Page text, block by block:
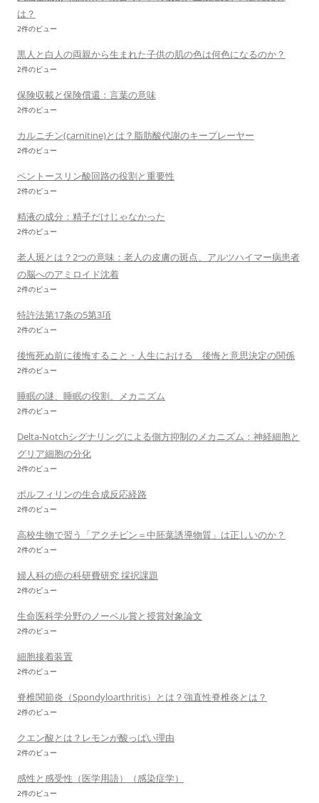
は？
2件のビュー
黒人と白人の両親から生まれた子供の肌の色は何色になるのか？
2件のビュー
保険収載と保険償還：言葉の意味
2件のビュー
カルニチン(carnitine)とは？脂肪酸代謝のキープレーヤー
2件のビュー
ペントースリン酸回路の役割と重要性
2件のビュー
精液の成分：精子だけじゃなかった
2件のビュー
老人斑とは？2つの意味：老人の皮膚の斑点、アルツハイマー病患者
の脳へのアミロイド沈着
2件のビュー
特許法第17条の5第3項
2件のビュー
後悔死ぬ前に後悔すること・人生における 後悔と意思決定の関係
2件のビュー
睡眠の謎、睡眠の役割、メカニズム
2件のビュー
Delta-Notchシグナリングによる側方抑制のメカニズム：神経細胞と
グリア細胞の分化
2件のビュー
ポルフィリンの生合成反応経路
2件のビュー
高校生物で習う「アクチビン＝中胚葉誘導物質」は正しいのか？
2件のビュー
婦人科の癌の科研費研究 採択課題
2件のビュー
生命医科学分野のノーベル賞と授賞対象論文
2件のビュー
細胞接着装置
2件のビュー
脊椎関節炎（Spondyloarthritis）とは？強直性脊椎炎とは？
2件のビュー
クエン酸とは？レモンが酸っぱい理由
2件のビュー
感性と感受性（医学用語）（感染症学）
2件のビュー